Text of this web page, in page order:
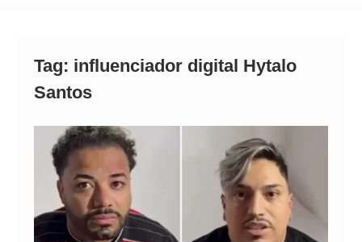
polêmica
Tag: influenciador digital Hytalo
Santos